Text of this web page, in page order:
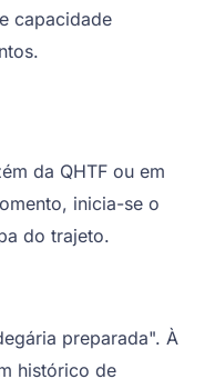
capacidade
da QHTF ou em
inicia-se o
do trajeto.
preparada". À
histórico de